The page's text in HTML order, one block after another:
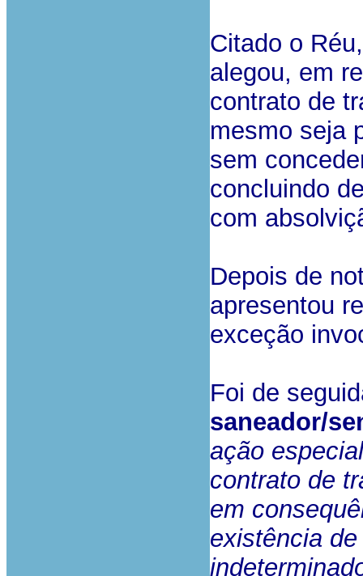
Citado o
alegou, em
contrato de
mesmo seja
sem
concluindo
com
Depois de
apresentou
exceção
Foi de
saneador/
ação
contrato de
em
existência